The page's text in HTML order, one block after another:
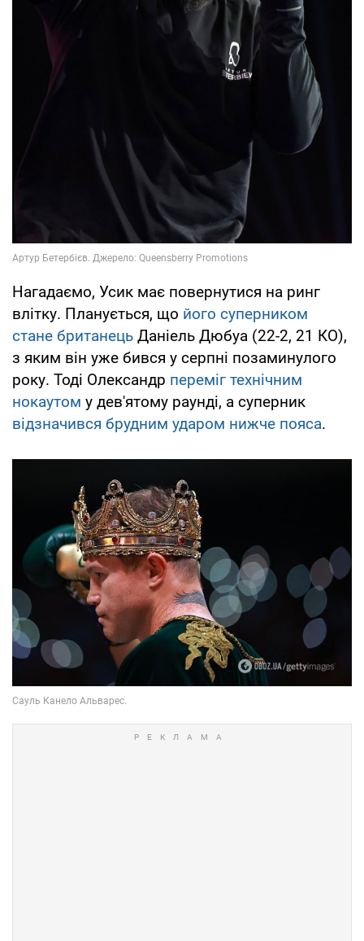
Нагадаємо, Усик має повернутися на ринг
влітку. Планується, що його суперником
стане британець Даніель Дюбуа (22-2, 21 КО),
з яким він уже бився у серпні позаминулого
року. Тоді Олександр переміг технічним
нокаутом у дев'ятому раунді, а суперник
відзначився брудним ударом нижче пояса.